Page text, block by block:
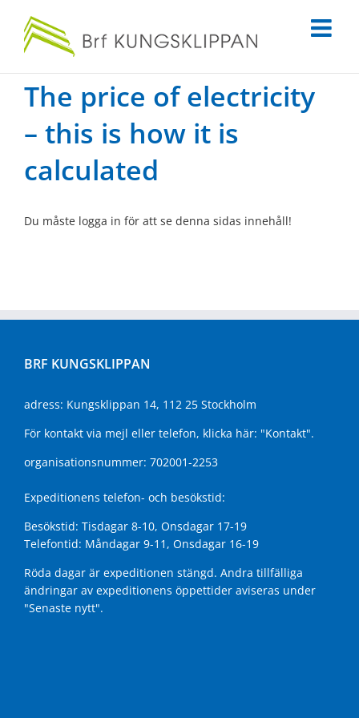
innehållet
The price of electricity
– this is how it is
calculated
Du måste logga in för att se denna sidas innehåll!
BRF KUNGSKLIPPAN
adress: Kungsklippan 14, 112 25 Stockholm
För kontakt via mejl eller telefon, klicka här: "Kontakt".
organisationsnummer: 702001-2253
Expeditionens telefon- och besökstid:
Besökstid: Tisdagar 8-10, Onsdagar 17-19
Telefontid: Måndagar 9-11, Onsdagar 16-19
Röda dagar är expeditionen stängd. Andra tillfälliga
ändringar av expeditionens öppettider aviseras under
"Senaste nytt".